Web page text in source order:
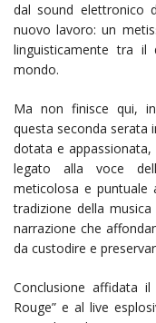
dal sound elettronico
nuovo lavoro: un
linguisticamente tra il
mondo.
Ma non finisce qui,
questa seconda serata
dotata e
legato alla voce
meticolosa e puntuale
tradizione della
narrazione che
da custodire e
Conclusione affidata
Rouge” e al live